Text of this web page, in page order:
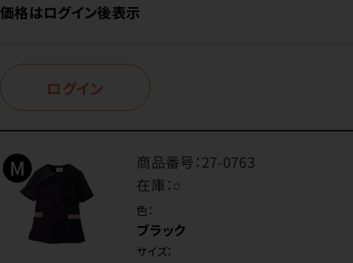
価格はログイン後表示
ログイン
商品番号：27-0763
在庫：○
色：
ブラック
サイズ：